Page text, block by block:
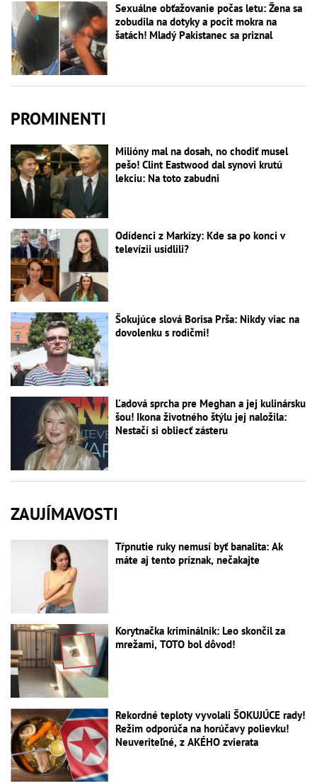
Sexuálne obťažovanie počas letu: Žena sa
zobudila na dotyky a pocit mokra na
šatách! Mladý Pakistanec sa priznal
PROMINENTI
Milióny mal na dosah, no chodiť musel
pešo! Clint Eastwood dal synovi krutú
lekciu: Na toto zabudni
Odídenci z Markízy: Kde sa po konci v
televízii usídlili?
Šokujúce slová Borisa Prša: Nikdy viac na
dovolenku s rodičmi!
Ľadová sprcha pre Meghan a jej kulinársku
šou! Ikona životného štýlu jej naložila:
Nestačí si obliecť zásteru
ZAUJÍMAVOSTI
Tŕpnutie ruky nemusí byť banalita: Ak
máte aj tento príznak, nečakajte
Korytnačka kriminálnik: Leo skončil za
mrežami, TOTO bol dôvod!
Rekordné teploty vyvolali ŠOKUJÚCE rady!
Režim odporúča na horúčavy polievku!
Neuveriteľné, z AKÉHO zvierata